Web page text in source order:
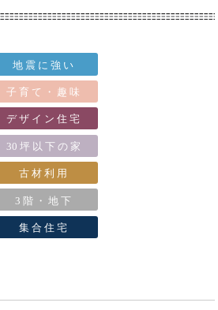
地 震 に 強 い
子 育 て ・ 趣 味
デ ザ イ ン 住 宅
30 坪 以 下 の 家
古 材 利 用
3 階 ・ 地 下
集 合 住 宅